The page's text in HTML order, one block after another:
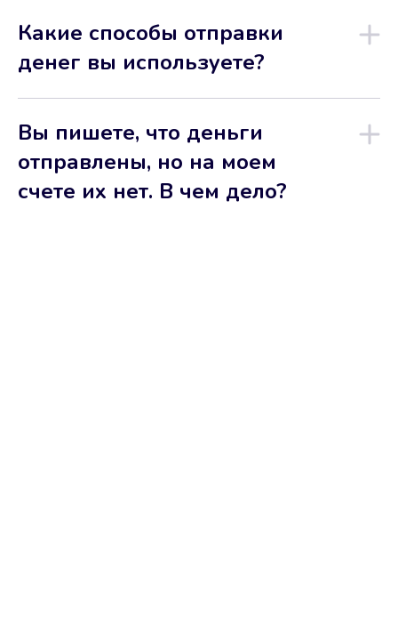
Какие способы отправки
денег вы используете?
Вы пишете, что деньги
отправлены, но на моем
счете их нет. В чем дело?